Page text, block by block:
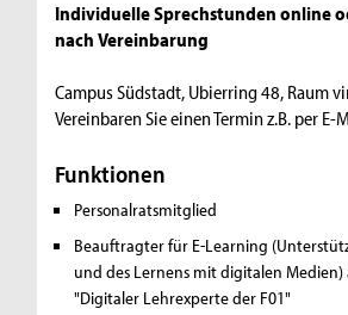
Individuelle Sprechstunden online
nach Vereinbarung
Campus Südstadt, Ubierring 48, Raum
Vereinbaren Sie einen Termin z.B. per E-
Funktionen
Personalratsmitglied
Beauftragter für E-Learning
und des Lernens mit digitalen Medien)
"Digitaler Lehrexperte der F01"